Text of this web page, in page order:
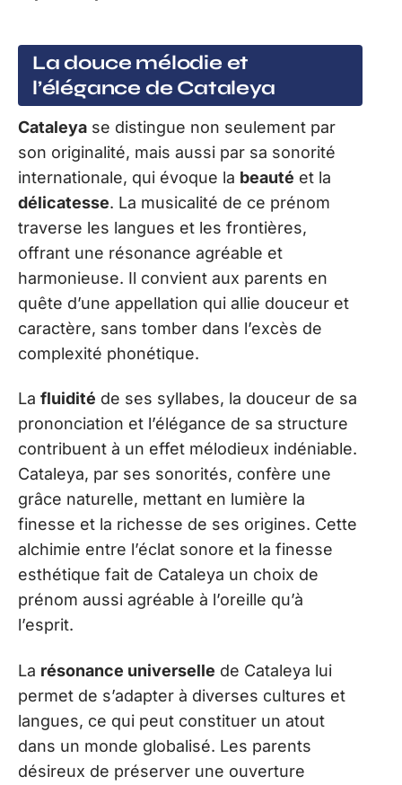
La douce mélodie et
l’élégance de Cataleya
Cataleya se distingue non seulement par
son originalité, mais aussi par sa sonorité
internationale, qui évoque la beauté et la
délicatesse. La musicalité de ce prénom
traverse les langues et les frontières,
offrant une résonance agréable et
harmonieuse. Il convient aux parents en
quête d’une appellation qui allie douceur et
caractère, sans tomber dans l’excès de
complexité phonétique.
La fluidité de ses syllabes, la douceur de sa
prononciation et l’élégance de sa structure
contribuent à un effet mélodieux indéniable.
Cataleya, par ses sonorités, confère une
grâce naturelle, mettant en lumière la
finesse et la richesse de ses origines. Cette
alchimie entre l’éclat sonore et la finesse
esthétique fait de Cataleya un choix de
prénom aussi agréable à l’oreille qu’à
l’esprit.
La résonance universelle de Cataleya lui
permet de s’adapter à diverses cultures et
langues, ce qui peut constituer un atout
dans un monde globalisé. Les parents
désireux de préserver une ouverture